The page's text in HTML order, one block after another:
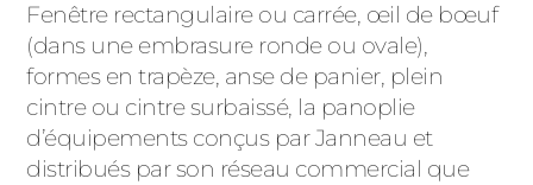
Fenêtre rectangulaire ou carrée, œil de bœuf
(dans une embrasure ronde ou ovale),
formes en trapèze, anse de panier, plein
cintre ou cintre surbaissé, la panoplie
d’équipements conçus par Janneau et
distribués par son réseau commercial que